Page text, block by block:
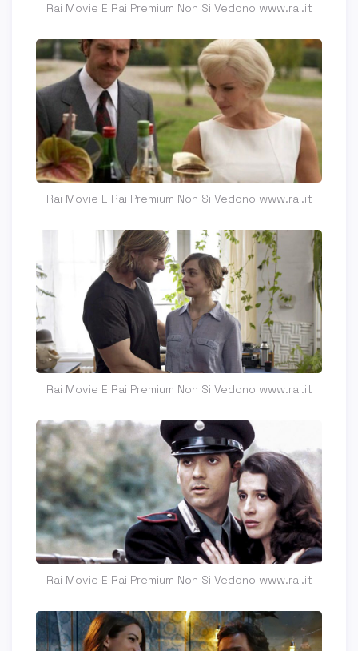
Rai Movie E Rai Premium Non Si Vedono www.rai.it
Rai Movie E Rai Premium Non Si Vedono www.rai.it
Rai Movie E Rai Premium Non Si Vedono www.rai.it
Rai Movie E Rai Premium Non Si Vedono www.rai.it